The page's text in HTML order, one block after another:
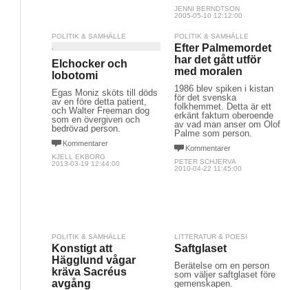
JENNI BERNDTSON
2005-05-10 12:12:00
POLITIK & SAMHÄLLE
Elchocker och
lobotomi
Egas Moniz sköts till döds
av en före detta patient,
och Walter Freeman dog
som en övergiven och
bedrövad person.
Kommentarer
KJELL EKBORG
2013-03-19 12:44:00
POLITIK & SAMHÄLLE
Efter Palmemordet
har det gått utför
med moralen
1986 blev spiken i kistan
för det svenska
folkhemmet. Detta är ett
erkänt faktum oberoende
av vad man anser om Olof
Palme som person.
Kommentarer
PETER SCHJERVA
2010-04-22 11:45:00
POLITIK & SAMHÄLLE
Konstigt att
Hägglund vågar
kräva Sacréus
avgång
LITTERATUR & POESI
Saftglaset
Berätelse om en person
som väljer saftglaset före
gemenskapen.